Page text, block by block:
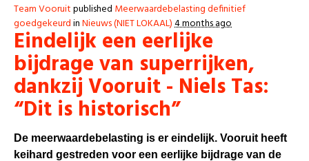
Team Vooruitpublished Meerwaardebelasting definitief
goedgekeurdinNieuws (NIET LOKAAL)4 months ago
Eindelijk een eerlijke
bijdrage van superrijken,
dankzij Vooruit - Niels Tas:
“Dit is historisch”
De meerwaardebelasting is er eindelijk. Vooruit heeft
keihard gestreden voor een eerlijke bijdrage van de